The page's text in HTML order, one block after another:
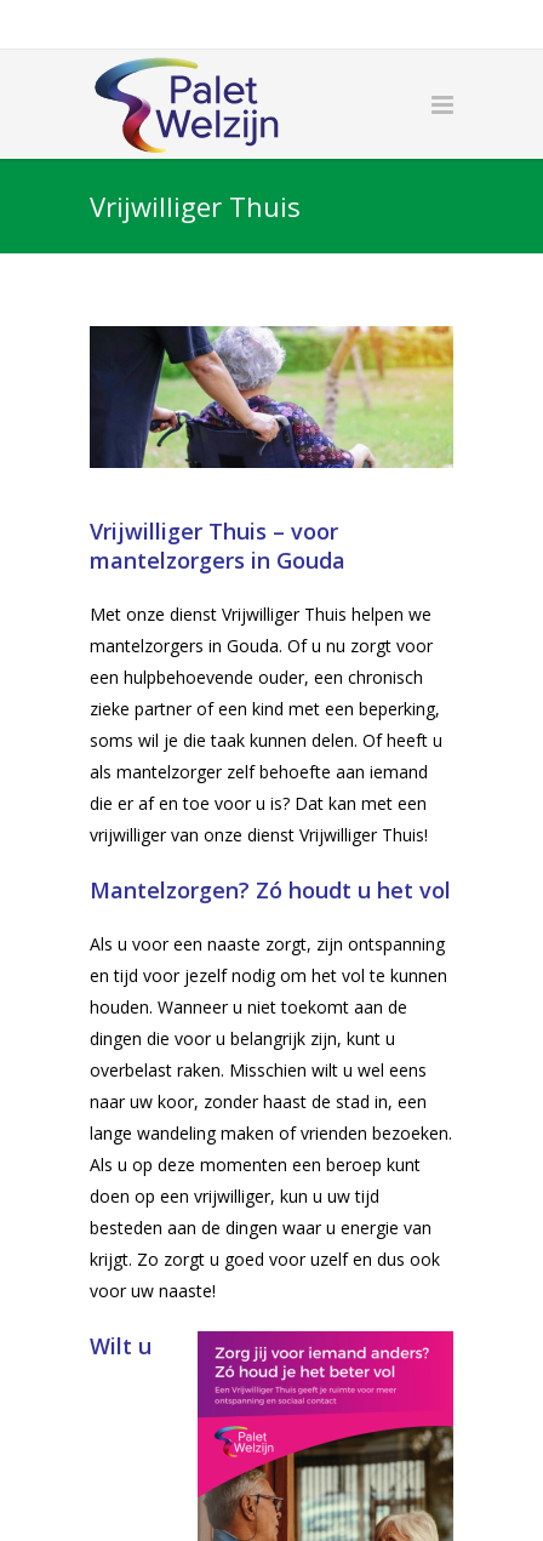
Vrijwilliger Thuis
Vrijwilliger Thuis – voor
mantelzorgers in Gouda
Met onze dienst Vrijwilliger Thuis helpen we
mantelzorgers in Gouda. Of u nu zorgt voor
een hulpbehoevende ouder, een chronisch
zieke partner of een kind met een beperking,
soms wil je die taak kunnen delen. Of heeft u
als mantelzorger zelf behoefte aan iemand
die er af en toe voor u is? Dat kan met een
vrijwilliger van onze dienst Vrijwilliger Thuis!
Mantelzorgen? Zó houdt u het vol
Als u voor een naaste zorgt, zijn ontspanning
en tijd voor jezelf nodig om het vol te kunnen
houden. Wanneer u niet toekomt aan de
dingen die voor u belangrijk zijn, kunt u
overbelast raken. Misschien wilt u wel eens
naar uw koor, zonder haast de stad in, een
lange wandeling maken of vrienden bezoeken.
Als u op deze momenten een beroep kunt
doen op een vrijwilliger, kun u uw tijd
besteden aan de dingen waar u energie van
krijgt. Zo zorgt u goed voor uzelf en dus ook
voor uw naaste!
Wilt u